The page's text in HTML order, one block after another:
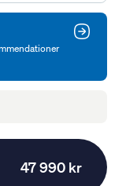
47 990 kr